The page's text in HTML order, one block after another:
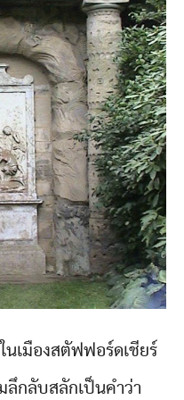
นเมืองสตัฟฟอร์ดเชียร์
ลึกลับสลักเป็นคำว่า